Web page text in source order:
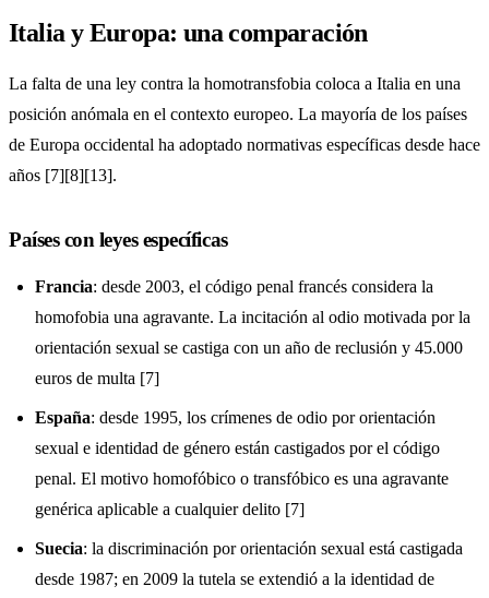
Italia y Europa: una comparación
La falta de una ley contra la homotransfobia coloca a Italia en una
posición anómala en el contexto europeo. La mayoría de los países
de Europa occidental ha adoptado normativas específicas desde hace
años [7][8][13].
Países con leyes específicas
Francia: desde 2003, el código penal francés considera la
homofobia una agravante. La incitación al odio motivada por la
orientación sexual se castiga con un año de reclusión y 45.000
euros de multa [7]
España: desde 1995, los crímenes de odio por orientación
sexual e identidad de género están castigados por el código
penal. El motivo homofóbico o transfóbico es una agravante
genérica aplicable a cualquier delito [7]
Suecia: la discriminación por orientación sexual está castigada
desde 1987; en 2009 la tutela se extendió a la identidad de